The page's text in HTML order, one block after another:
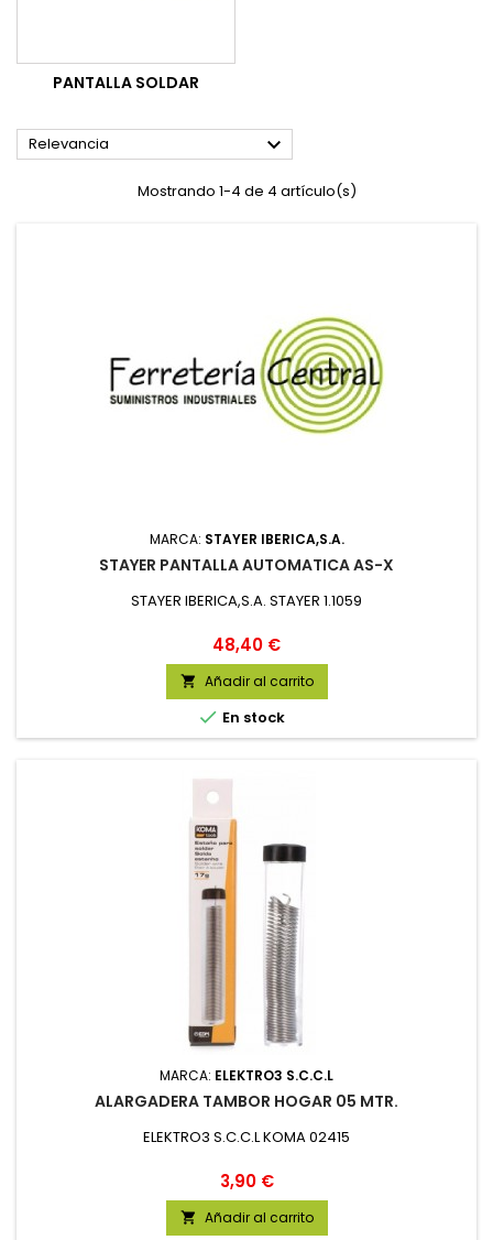
PANTALLA SOLDAR
Relevancia 
Mostrando 1-4 de 4 artículo(s)
MARCA: STAYER IBERICA,S.A.
STAYER PANTALLA AUTOMATICA AS-X
STAYER IBERICA,S.A. STAYER 1.1059
Precio
48,40 €
 Añadir al carrito
 En stock
MARCA: ELEKTRO3 S.C.C.L
ALARGADERA TAMBOR HOGAR 05 MTR.
ELEKTRO3 S.C.C.L KOMA 02415
Precio
3,90 €
 Añadir al carrito